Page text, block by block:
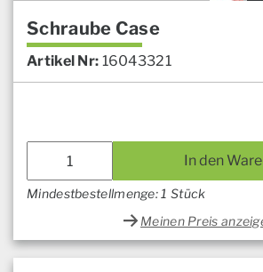
Schraube Case
Artikel Nr: 16043321
In den
Mindestbestellmenge: 1 Stück
Meinen Preis